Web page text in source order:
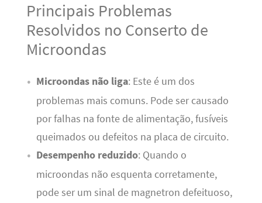
Principais Problemas
Resolvidos no Conserto de
Microondas
Microondas não liga: Este é um dos
problemas mais comuns. Pode ser causado
por falhas na fonte de alimentação, fusíveis
queimados ou defeitos na placa de circuito.
Desempenho reduzido: Quando o
microondas não esquenta corretamente,
pode ser um sinal de magnetron defeituoso,